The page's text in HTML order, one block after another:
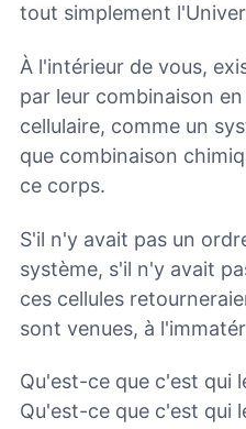
tout simplement
À l'intérieur de vous,
par leur combinaison
cellulaire, comme un
que combinaison
ce corps.
S'il n'y avait pas un
système, s'il n'y avait
ces cellules
sont venues, à
Qu'est-ce que c'est qui
Qu'est-ce que c'est qui